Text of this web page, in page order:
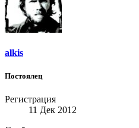
alkis
Постоялец
Регистрация
11 Дек 2012